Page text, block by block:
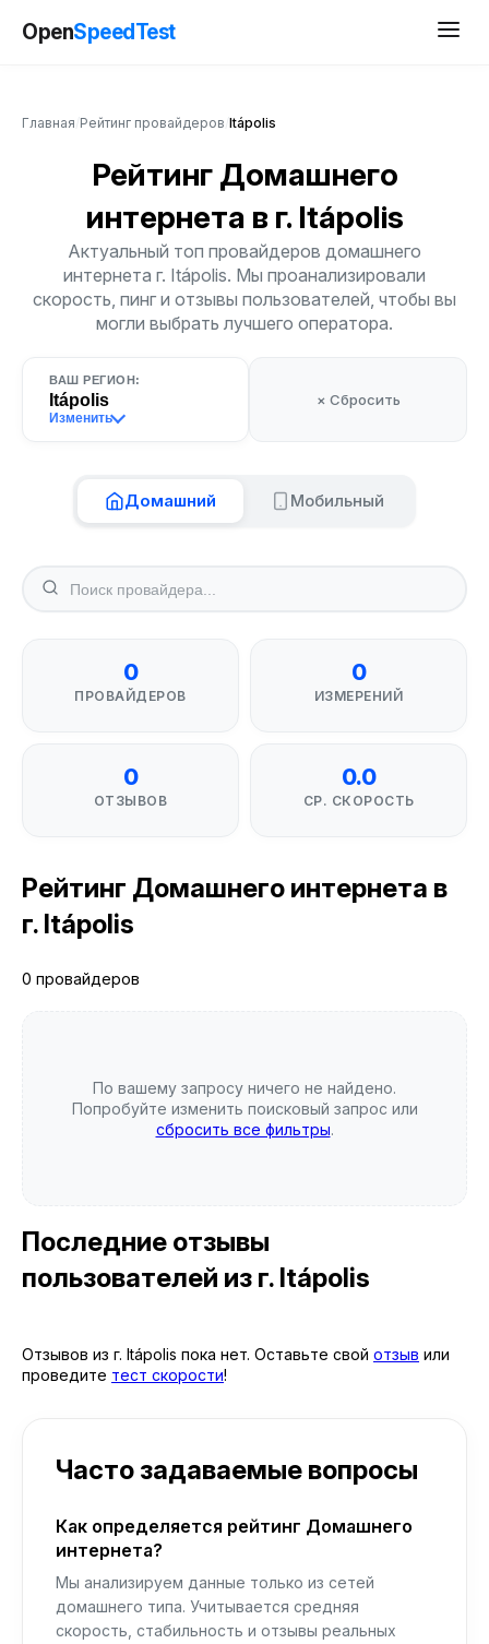
OpenSpeedTest
Главная Рейтинг провайдеров Itápolis
Рейтинг Домашнего
интернета в г. Itápolis
Актуальный топ провайдеров домашнего
интернета г. Itápolis. Мы проанализировали
скорость, пинг и отзывы пользователей, чтобы вы
могли выбрать лучшего оператора.
ВАШ РЕГИОН:
Itápolis
Изменить
× Сбросить
Домашний Мобильный
0
ПРОВАЙДЕРОВ
0
ИЗМЕРЕНИЙ
0
ОТЗЫВОВ
0.0
СР. СКОРОСТЬ
Рейтинг Домашнего интернета в
г. Itápolis
0 провайдеров
По вашему запросу ничего не найдено.
Попробуйте изменить поисковый запрос или
сбросить все фильтры.
Последние отзывы
пользователей из г. Itápolis
Отзывов из г. Itápolis пока нет. Оставьте свой отзыв или
проведите тест скорости!
Часто задаваемые вопросы
Как определяется рейтинг Домашнего
интернета?
Мы анализируем данные только из сетей
домашнего типа. Учитывается средняя
скорость, стабильность и отзывы реальных